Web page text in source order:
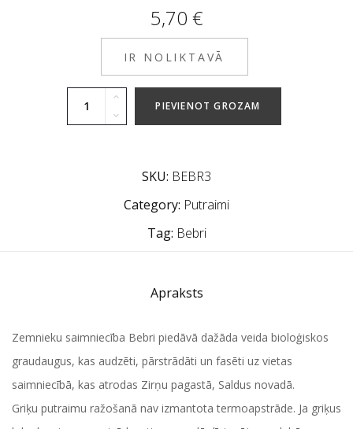
5,70 €
IR NOLIKTAVĀ
PIEVIENOT GROZAM
SKU: BEBR3
Category: Putraimi
Tag: Bebri
Apraksts
Zemnieku saimniecība Bebri piedāvā dažāda veida bioloģiskos
graudaugus, kas audzēti, pārstrādāti un fasēti uz vietas
saimniecībā, kas atrodas Zirņu pagastā, Saldus novadā.
Griķu putraimu ražošanā nav izmantota termoapstrāde. Ja griķus